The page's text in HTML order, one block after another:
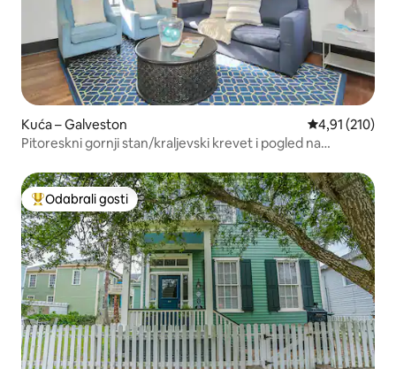
Kuća – Galveston Prosječna
4,91 (210)
Pitoreskni gornji stan/kraljevski krevet i pogled na
Među najviše rangiranima s oznakom „Odabrali gosti”
Odabrali gosti